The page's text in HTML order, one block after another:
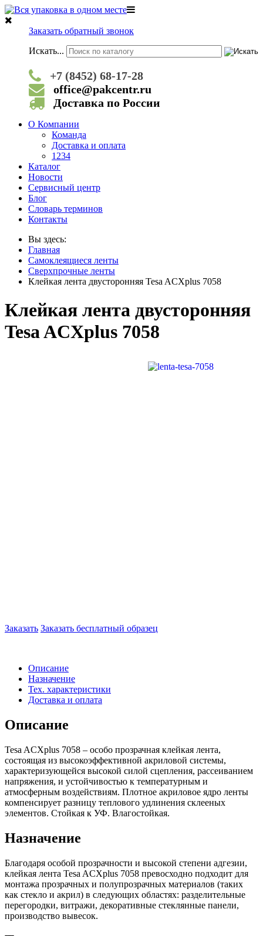
Заказать обратный звонок
Искать...
+7 (8452) 68-17-28
office@pakcentr.ru
Доставка по России
О Компании
Команда
Доставка и оплата
1234
Каталог
Новости
Сервисный центр
Блог
Словарь терминов
Контакты
Вы здесь:
Главная
Самоклеящиеся ленты
Сверхпрочные ленты
Клейкая лента двусторонняя Tesa ACXplus 7058
Клейкая лента двусторонняя
Tesa ACXplus 7058
Заказать Заказать бесплатный образец
Описание
Назначение
Тех. характеристики
Доставка и оплата
Описание
Tesa ACXplus 7058 – особо прозрачная клейкая лента,
состоящая из высокоэффективной акриловой системы,
характеризующейся высокой силой сцепления, рассеиванием
напряжения, и устойчивостью к температурным и
атмосферным воздействиям. Плотное акриловое ядро ленты
компенсирует разницу теплового удлинения склееных
элементов. Стойкая к УФ. Влагостойкая.
Назначение
Благодаря особой прозрачности и высокой степени адгезии,
клейкая лента Tesa ACXplus 7058 превосходно подходит для
монтажа прозрачных и полупрозрачных материалов (таких
как стекло и акрил) в следующих областях: разделительные
перегородки, витражи, декоративные стеклянные панели,
производство вывесок.